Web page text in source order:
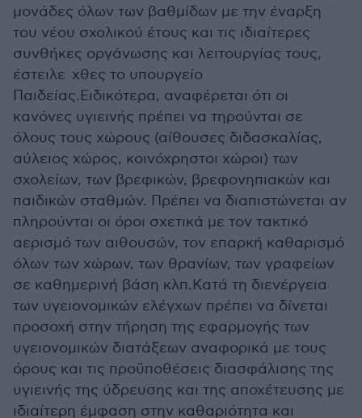
μονάδες όλων των βαθμίδων με την έναρξη
του νέου σχολικού έτους και τις ιδιαίτερες
συνθήκες οργάνωσης και λειτουργίας τους,
έστειλε χθες το υπουργείο
Παιδείας.Ειδικότερα, αναφέρεται ότι οι
κανόνες υγιεινής πρέπει να τηρούνται σε
όλους τους χώρους (αίθουσες διδασκαλίας,
αύλειος χώρος, κοινόχρηστοι χώροι) των
σχολείων, των βρεφικών, βρεφονηπιακών και
παιδικών σταθμών. Πρέπει να διαπιστώνεται αν
πληρούνται οι όροι σχετικά με τον τακτικό
αερισμό των αιθουσών, τον επαρκή καθαρισμό
όλων των χώρων, των θρανίων, των γραφείων
σε καθημερινή βάση κλπ.Κατά τη διενέργεια
των υγειονομικών ελέγχων πρέπει να δίνεται
προσοχή στην τήρηση της εφαρμογής των
υγειονομικών διατάξεων αναφορικά με τους
όρους και τις προϋποθέσεις διασφάλισης της
υγιεινής της ύδρευσης και της αποχέτευσης με
ιδιαίτερη έμφαση στην καθαριότητα και